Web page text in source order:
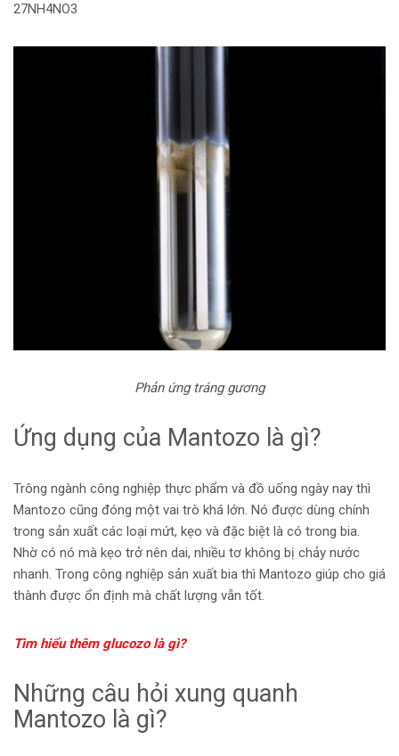
27NH4NO3
Phản ứng tráng gương
Ứng dụng của Mantozo là gì?
Trông ngành công nghiệp thực phẩm và đồ uống ngày nay thì
Mantozo cũng đóng một vai trò khá lớn. Nó được dùng chính
trong sản xuất các loại mứt, kẹo và đặc biệt là có trong bia.
Nhờ có nó mà kẹo trở nên dai, nhiều tơ không bị chảy nước
nhanh. Trong công nghiệp sản xuất bia thì Mantozo giúp cho giá
thành được ổn định mà chất lượng vẫn tốt.
Tìm hiểu thêm glucozo là gì?
Những câu hỏi xung quanh
Mantozo là gì?